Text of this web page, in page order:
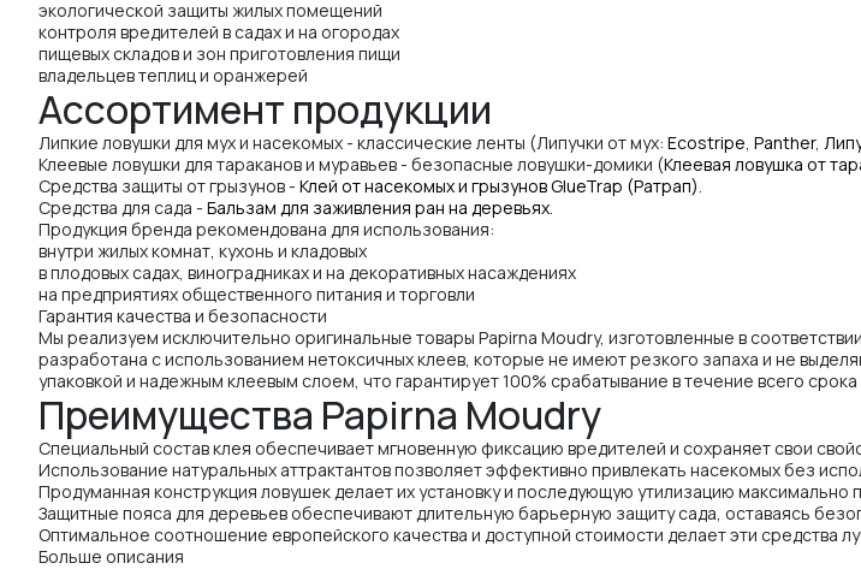
экологической защиты жилых помещений
контроля вредителей в садах и на огородах
пищевых складов и зон приготовления пищи
владельцев теплиц и оранжерей
Ассортимент продукции
Липкие ловушки для мух и насекомых - классические ленты (Липучки от мух: Ecostripe, Panther,
Клеевые ловушки для тараканов и муравьев - безопасные ловушки-домики (Клеевая ловушка от
Средства защиты от грызунов - Клей от насекомых и грызунов GlueTrap (Ратрап).
Средства для сада - Бальзам для заживления ран на деревьях.
Продукция бренда рекомендована для использования:
внутри жилых комнат, кухонь и кладовых
в плодовых садах, виноградниках и на декоративных насаждениях
на предприятиях общественного питания и торговли
Гарантия качества и безопасности
Мы реализуем исключительно оригинальные товары Papirna Moudry, изготовленные в
разработана с использованием нетоксичных клеев, которые не имеют резкого запаха и не
упаковкой и надежным клеевым слоем, что гарантирует 100% срабатывание в течение всего срока
Преимущества Papirna Moudry
Специальный состав клея обеспечивает мгновенную фиксацию вредителей и сохраняет свои
Использование натуральных аттрактантов позволяет эффективно привлекать насекомых без
Продуманная конструкция ловушек делает их установку и последующую утилизацию максимально
Защитные пояса для деревьев обеспечивают длительную барьерную защиту сада, оставаясь
Оптимальное соотношение европейского качества и доступной стоимости делает эти средства
Больше описания